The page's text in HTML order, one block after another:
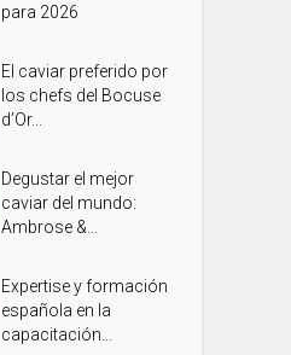
para 2026
El caviar preferido por
los chefs del Bocuse
d’Or...
Degustar el mejor
caviar del mundo:
Ambrose &...
Expertise y formación
española en la
capacitación...